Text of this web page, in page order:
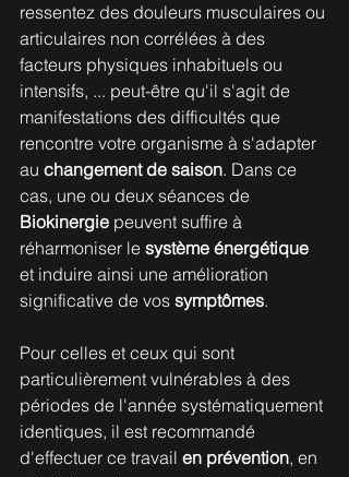
ressentez des douleurs musculaires ou
articulaires non corrélées à des
facteurs physiques inhabituels ou
intensifs, ... peut-être qu'il s'agit de
manifestations des difficultés que
rencontre votre organisme à s'adapter
au changement de saison. Dans ce
cas, une ou deux séances de
Biokinergie peuvent suffire à
réharmoniser le système énergétique
et induire ainsi une amélioration
significative de vos symptômes.
Pour celles et ceux qui sont
particulièrement vulnérables à des
périodes de l'année systématiquement
identiques, il est recommandé
d'effectuer ce travail en prévention, en